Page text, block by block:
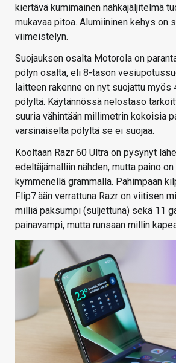
kiertävä kumimainen nahkajäljitelmä
mukavaa pitoa. Alumiininen kehys on
viimeistelyn.
Suojauksen osalta Motorola on
pölyn osalta, eli 8-tason
laitteen rakenne on nyt suojattu
pölyltä. Käytännössä nelostaso
suuria vähintään millimetrin kokoisia
varsinaiselta pölyltä se ei suojaa.
Kooltaan Razr 60 Ultra on pysynyt
edeltäjämalliin nähden, mutta paino
kymmenellä grammalla. Pahimpaan
Flip7:ään verrattuna Razr on viitisen
milliä paksumpi (suljettuna) sekä 11
painavampi, mutta runsaan millin